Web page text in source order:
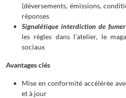
(déversements, émissions,
réponses
Signalétique interdiction de
les règles dans l’atelier, le
sociaux
Avantages clés
Mise en conformité accélérée
et à jour